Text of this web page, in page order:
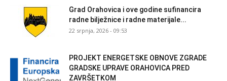
Grad Orahovica i ove godine sufinancira
radne bilježnice i radne materijale...
22 srpnja, 2026 - 09:53
PROJEKT ENERGETSKE OBNOVE ZGRADE
GRADSKE UPRAVE ORAHOVICA PRED
ZAVRŠETKOM